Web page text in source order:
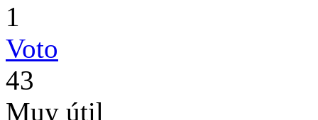
1
Voto
43
Muy útil